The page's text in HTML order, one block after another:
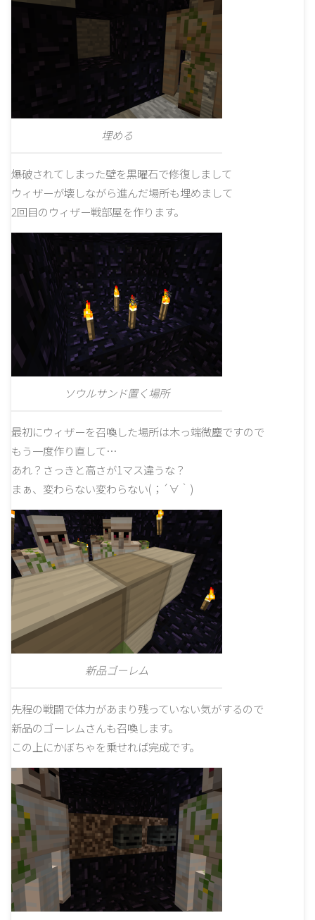
埋める
爆破されてしまった壁を黒曜石で修復しまして
ウィザーが壊しながら進んだ場所も埋めまして
2回目のウィザー戦部屋を作ります。
ソウルサンド置く場所
最初にウィザーを召喚した場所は木っ端微塵ですので
もう一度作り直して…
あれ？さっきと高さが1マス違うな？
まぁ、変わらない変わらない(；´∀｀)
新品ゴーレム
先程の戦闘で体力があまり残っていない気がするので
新品のゴーレムさんも召喚します。
この上にかぼちゃを乗せれば完成です。